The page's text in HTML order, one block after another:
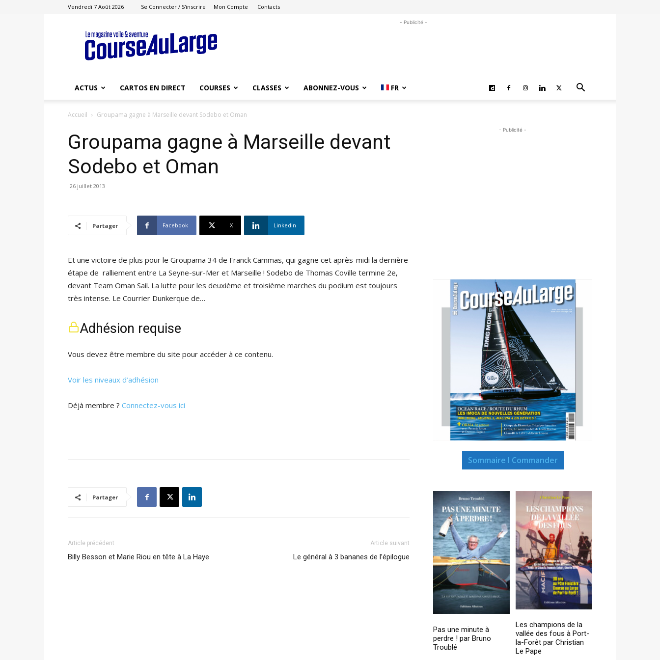
Vendredi 7 Août 2026 Se Connecter / S'inscrire Mon Compte Contacts
Course
au
Large
- Publicité -
ACTUS CARTOS EN DIRECT COURSES CLASSES ABONNEZ-VOUS FR
Accueil Groupama gagne à Marseille devant Sodebo et Oman
Groupama gagne à Marseille devant
Sodebo et Oman
26 juillet 2013
Partager Facebook X Linkedin
Et une victoire de plus pour le Groupama 34 de Franck Cammas, qui gagne cet après-midi la dernière
étape de ralliement entre La Seyne-sur-Mer et Marseille ! Sodebo de Thomas Coville termine 2e,
devant Team Oman Sail. La lutte pour les deuxième et troisième marches du podium est toujours
très intense. Le Courrier Dunkerque de…
Adhésion requise
Vous devez être membre du site pour accéder à ce contenu.
Voir les niveaux d’adhésion
Déjà membre ? Connectez-vous ici
Partager
Article précédent
Billy Besson et Marie Riou en tête à La Haye
Article suivant
Le général à 3 bananes de l’épilogue
- Publicité -
Sommaire I Commander
Pas une minute à
perdre ! par Bruno
Troublé
Les champions de la
vallée des fous à Port-
la-Forêt par Christian
Le Pape